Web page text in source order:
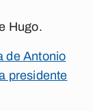
Hugo.
de Antonio
presidente